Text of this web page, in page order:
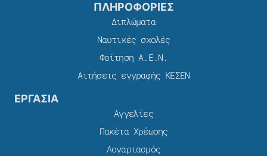
ΠΛΗΡΟΦΟΡΙΕΣ
Διπλώματα
Ναυτικές σχολές
Φοίτηση Α.Ε.Ν.
Αιτήσεις εγγραφής ΚΕΣΕΝ
ΕΡΓΑΣΙΑ
Αγγελίες
Πακέτα Χρέωσης​
Λογαριασμός